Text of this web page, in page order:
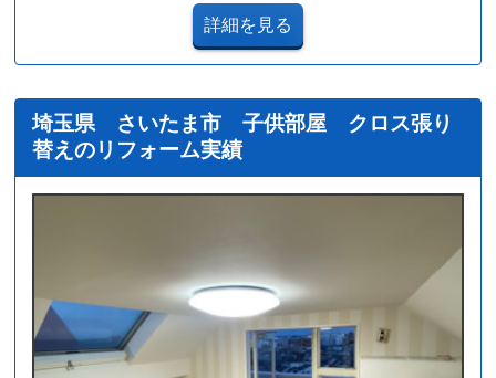
詳細を見る
埼玉県 さいたま市 子供部屋 クロス張り
替えのリフォーム実績